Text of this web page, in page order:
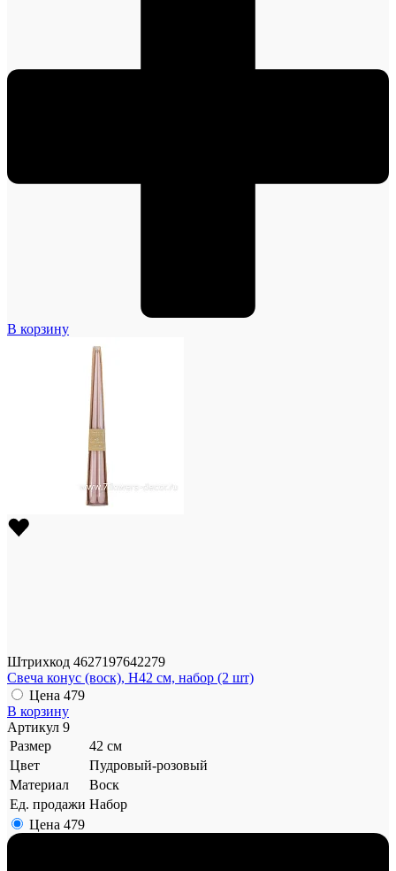
В корзину
Штрихкод 4627197642279
Свеча конус (воск), H42 см, набор (2 шт)
Цена 479
В корзину
Артикул 9
Размер
42 см
Цвет
Пудровый-розовый
Материал
Воск
Ед. продажи Набор
Цена 479